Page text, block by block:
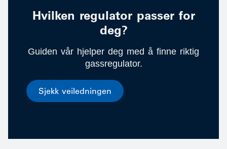
Hvilken regulator passer for
deg?
Guiden vår hjelper deg med å finne riktig
gassregulator.
Sjekk veiledningen